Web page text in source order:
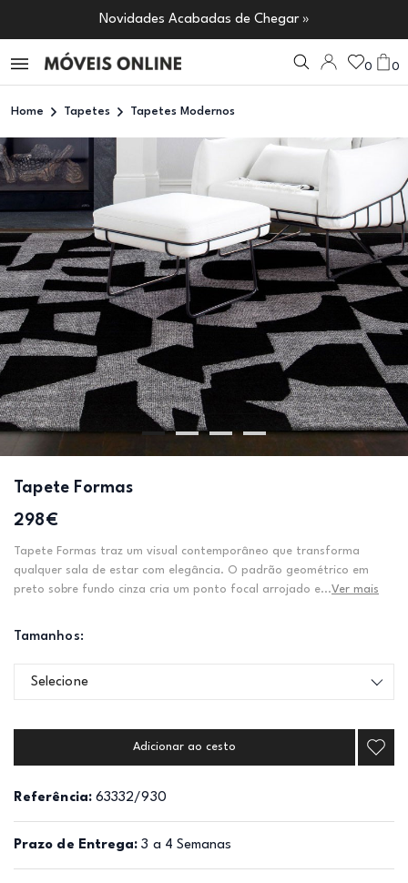
Novidades Acabadas de Chegar »
0 0
Home Tapetes Tapetes Modernos
Tapete Formas
298€
Tapete Formas traz um visual contemporâneo que transforma
qualquer sala de estar com elegância. O padrão geométrico em
preto sobre fundo cinza cria um ponto focal arrojado e...Ver mais
Tamanhos:
Selecione
Adicionar ao cesto
Referência: 63332/930
Prazo de Entrega: 3 a 4 Semanas